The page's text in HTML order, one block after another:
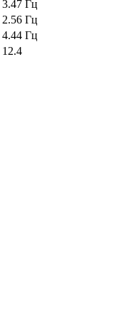
3.47 Гц
2.56 Гц
4.44 Гц
12.4